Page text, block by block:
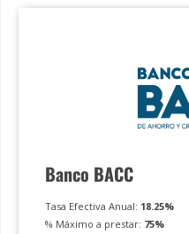
Banco BACC
Tasa Efectiva Anual: 18.25%
% Máximo a prestar: 75%